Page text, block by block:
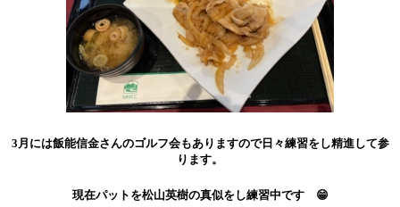
3月には飯能信金さんのゴルフ会もありますので日々練習をし精進して参
ります。
現在パットを松山英樹の真似をし練習中です 😁